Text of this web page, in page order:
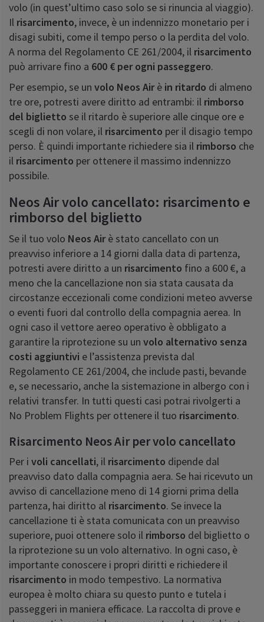
volo (in quest’ultimo caso solo se si rinuncia al viaggio).
Il risarcimento, invece, è un indennizzo monetario per i
disagi subiti, come il tempo perso o la perdita del volo.
A norma del Regolamento CE 261/2004, il risarcimento
può arrivare fino a 600 € per ogni passeggero.
Per esempio, se un volo Neos Airè in ritardo di almeno
tre ore, potresti avere diritto ad entrambi: il rimborso
del biglietto se il ritardo è superiore alle cinque ore e
scegli di non volare, il risarcimento per il disagio tempo
perso. È quindi importante richiedere sia il rimborso che
il risarcimento per ottenere il massimo indennizzo
possibile.
Neos Air volo cancellato: risarcimento e
rimborso del biglietto
Se il tuo volo Neos Airè stato cancellato con un
preavviso inferiore a 14 giorni dalla data di partenza,
potresti avere diritto a un risarcimento fino a 600 €, a
meno che la cancellazione non sia stata causata da
circostanze eccezionali come condizioni meteo avverse
o eventi fuori dal controllo della compagnia aerea. In
ogni caso il vettore aereo operativo è obbligato a
garantire la riprotezione su un volo alternativo senza
costi aggiuntivi e l’assistenza prevista dal
Regolamento CE 261/2004, che include pasti, bevande
e, se necessario, anche la sistemazione in albergo con i
relativi transfer. In tutti questi casi potrai rivolgerti a
No Problem Flights per ottenere il tuo risarcimento.
Risarcimento Neos Air per volo cancellato
Per i voli cancellati, il risarcimento dipende dal
preavviso dato dalla compagnia aera. Se hai ricevuto un
avviso di cancellazione meno di 14 giorni prima della
partenza, hai diritto al risarcimento. Se invece la
cancellazione ti è stata comunicata con un preavviso
superiore, puoi ottenere solo il rimborso del biglietto o
la riprotezione su un volo alternativo. In ogni caso, è
importante conoscere i propri diritti e richiedere il
risarcimento in modo tempestivo. La normativa
europea è molto chiara su questo punto e tutela i
passeggeri in maniera efficace. La raccolta di prove e